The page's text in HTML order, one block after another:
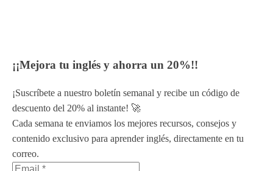
¡¡Mejora tu inglés y ahorra un 20%!!
¡Suscríbete a nuestro boletín semanal y recibe un código de
descuento del 20% al instante! 🚀
Cada semana te enviamos los mejores recursos, consejos y
contenido exclusivo para aprender inglés, directamente en tu
correo.